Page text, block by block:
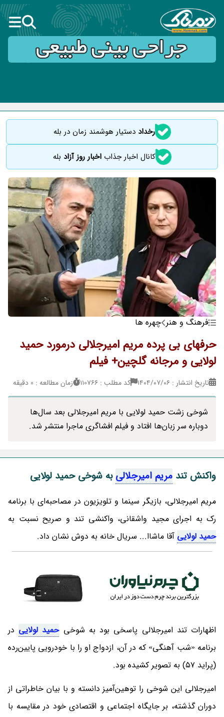
رخداددستیار هوشمند زمان در بله
کانال اخبار جذاباخبار روز آزاد بله
فرهنگ و هنر چهره ها
حرفهای بی پرده مریم امیرجلالی درمورد حمید
لولایی و مرجانه گلچین+ فیلم
تاریخ انتشار : ۱۴۰۴/۰۷/۰۶ کد مطلب : 110766 زمان مطالعه : 0 دقیقه
شوخی زشت حمید لولایی با مریم امیرجلالی بعد سال‌ها
دوباره سر زبان‌ها افتاد و فیلم افشاگری ماجرا منتشر شد.
واکنش تند مریم امیرجلالی به شوخی حمید لولایی
مریم امیرجلالی، بازیگر سینما و تلویزیون در مصاحبه‌ای با برنامه
رک به اجرای مجید واشقانی، واکنشی تند و صریح نسبت به
حمید لولایی آقا ماشاا... سریال خانه به دوش نشان داد.
اظهارات تند امیرجلالی پاسخی بود به شوخیحمید لولایی در
برنامه «شب آهنگی» که در آن، ازدواج او را با خودرویی پایین‌رده
(پراید ۵۷) به تصویر کشیده بود.
امیرجلالی این شوخی را توهین‌آمیز دانسته و با بیان خاطراتی از
دوران گذشته، بر جایگاه اجتماعی و اقتصادی خود در مقایسه با